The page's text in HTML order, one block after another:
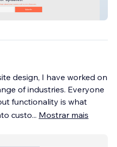
design, I have worked on
of industries. Everyone
functionality is what
custo... Mostrar mais